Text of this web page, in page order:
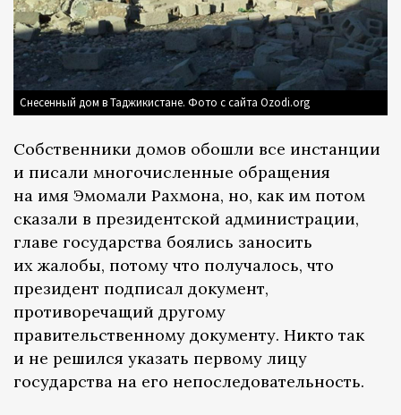
Снесенный дом в Таджикистане. Фото с сайта Ozodi.org
Собственники домов обошли все инстанции
и писали многочисленные обращения
на имя Эмомали Рахмона, но, как им потом
сказали в президентской администрации,
главе государства боялись заносить
их жалобы, потому что получалось, что
президент подписал документ,
противоречащий другому
правительственному документу. Никто так
и не решился указать первому лицу
государства на его непоследовательность.